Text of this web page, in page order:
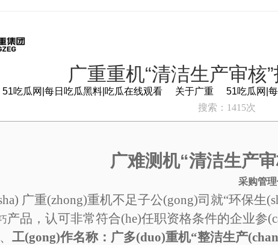
51吃瓜网|每日吃瓜黑料|吃瓜在线观看 关于广重 51吃瓜网|
广重重机“清洁生产审核
搜索：1415次
广难测机“清洁生产
采购管
广重(zhong)重机不足子公(gong)司就“环保
产品 ，认可非常符合(he)任职资格条件的企业参
工(gong)作名称：广多(duo)重机“整洁生产